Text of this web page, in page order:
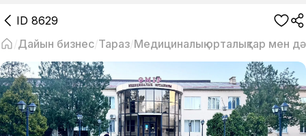
ID 8629
Дайын бизнес Тараз Медициналық орталықтар мен